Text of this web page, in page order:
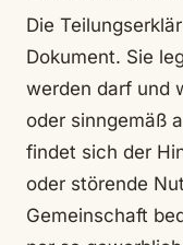
Die
Dokument. Sie
werden darf und
oder sinngemäß
findet sich der
oder störende
Gemeinschaft